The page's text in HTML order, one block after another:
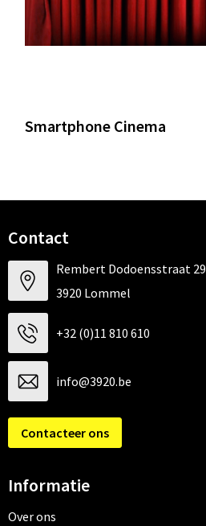
Smartphone Cinema
Contact
Rembert Dodoensstraat 29
3920 Lommel
+32 (0)11 810 610
info@3920.be
Contacteer ons
Informatie
Over ons